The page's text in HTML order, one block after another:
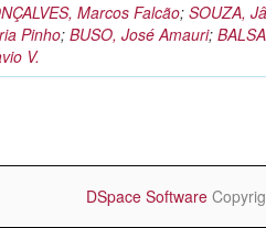
Marcos Falcão;SOUZA,
Pinho;BUSO, José Amauri;
V.
DSpace Software